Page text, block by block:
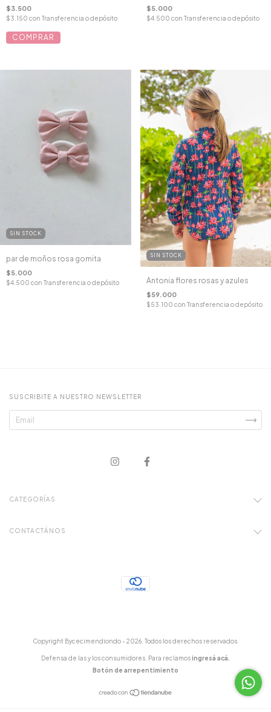
$3.500
$3.150 con Transferencia o depósito
$5.000
$4.500 con Transferencia o depósito
SIN STOCK
par de moños rosa gomita
$5.000
$4.500 con Transferencia o depósito
SIN STOCK
Antonia flores rosas y azules
$59.000
$53.100 con Transferencia o depósito
SUSCRIBITE A NUESTRO NEWSLETTER
CATEGORÍAS
CONTACTÁNOS
Copyright Bycecimendiondo - 2026. Todos los derechos reservados.
Defensa de las y los consumidores. Para reclamosingresá acá.
Botón de arrepentimiento